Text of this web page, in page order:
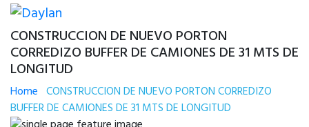
CONSTRUCCION DE NUEVO PORTON
CORREDIZO BUFFER DE CAMIONES DE 31 MTS DE
LONGITUD
Home CONSTRUCCION DE NUEVO PORTON CORREDIZO
BUFFER DE CAMIONES DE 31 MTS DE LONGITUD